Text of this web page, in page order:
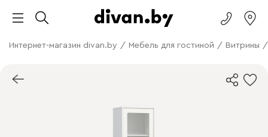
Интернет-магазин divan.by / Мебель для гостиной / Витрины /